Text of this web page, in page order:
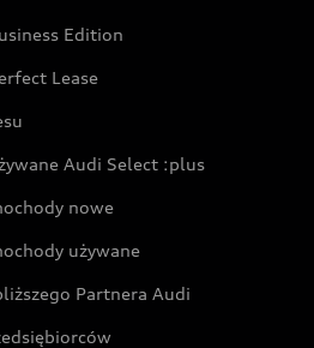
Edition
Lease
Audi Select :plus
nowe
używane
Partnera Audi